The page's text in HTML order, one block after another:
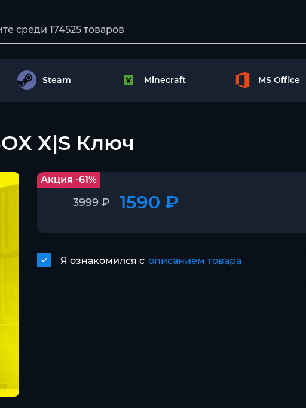
Steam Minecraft MS Office
X|S Ключ
Акция -61%
3999 ₽ 1590 ₽
Я ознакомился с описанием товара